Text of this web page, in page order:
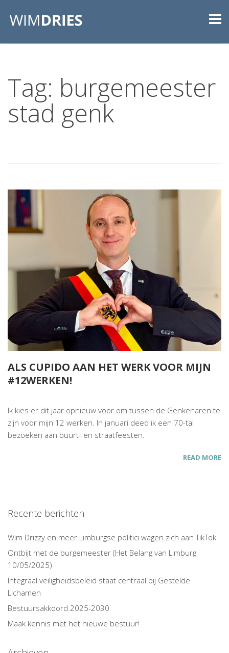
Tag: burgemeester
stad genk
ALS CUPIDO AAN HET WERK VOOR MIJN
#12WERKEN!
Ik kies er dit jaar opnieuw voor om tussen de Genkenaren te
zijn voor mijn 12 werken. In januari deed ik een 70-tal
bezoeken aan buurt- en straatfeesten.
READ MORE
Recente berichten
Wim Drizzy en meer Limburgse politici wagen zich aan TikTok
Ontbijt met de burgemeester (Het Belang van Limburg
10/05/2025)
Integraal veiligheidsbeleid staat centraal bij Gestelde
Lichamen
Bestuursakkoord 2025-2030
Maak kennis met het nieuwe bestuur!